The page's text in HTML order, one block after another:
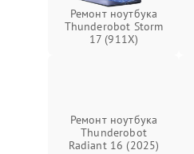
Ремонт ноутбука
Thunderobot Storm
17 (911X)
Ремонт ноутбука
Thunderobot
Radiant 16 (2025)